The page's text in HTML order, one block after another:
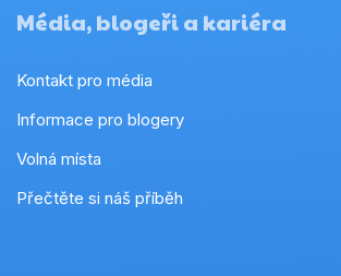
Média, blogeři a kariéra
Kontakt pro média
Informace pro blogery
Volná místa
Přečtěte si náš příběh